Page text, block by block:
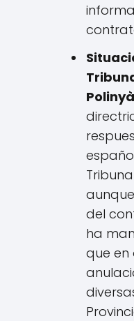
del
ha
que en